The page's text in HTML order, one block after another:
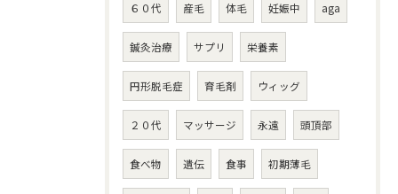
６０代 産毛 体毛 妊娠中 aga
鍼灸治療 サプリ 栄養素
円形脱毛症 育毛剤 ウィッグ
２０代 マッサージ 永遠 頭頂部
食べ物 遺伝 食事 初期薄毛